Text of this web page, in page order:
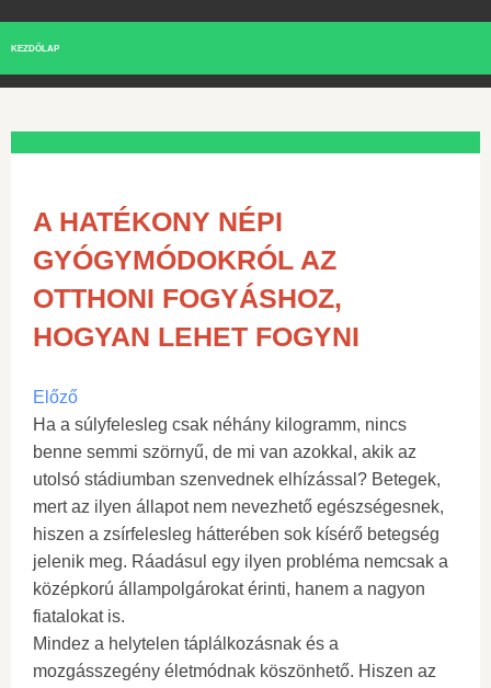
KEZDŐLAP
A HATÉKONY NÉPI
GYÓGYMÓDOKRÓL AZ
OTTHONI FOGYÁSHOZ,
HOGYAN LEHET FOGYNI
Előző
Ha a súlyfelesleg csak néhány kilogramm, nincs
benne semmi szörnyű, de mi van azokkal, akik az
utolsó stádiumban szenvednek elhízással? Betegek,
mert az ilyen állapot nem nevezhető egészségesnek,
hiszen a zsírfelesleg hátterében sok kísérő betegség
jelenik meg. Ráadásul egy ilyen probléma nemcsak a
középkorú állampolgárokat érinti, hanem a nagyon
fiatalokat is.
Mindez a helytelen táplálkozásnak és a
mozgásszegény életmódnak köszönhető. Hiszen az